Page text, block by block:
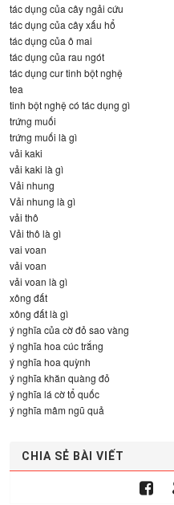
tác dụng của cây ngải cứu
tác dụng của cây xấu hổ
tác dụng của ô mai
tác dụng của rau ngót
tác dụng cur tinh bột nghệ
tea
tinh bột nghệ có tác dụng gì
trứng muối
trứng muối là gì
vải kaki
vải kaki là gì
Vải nhung
Vải nhung là gì
vải thô
Vải thô là gì
vai voan
vải voan
vải voan là gì
xông đất
xông đất là gì
ý nghĩa của cờ đỏ sao vàng
ý nghĩa hoa cúc trắng
ý nghĩa hoa quỳnh
ý nghĩa khăn quàng đỏ
ý nghĩa lá cờ tổ quốc
ý nghĩa mâm ngũ quả
CHIA SẺ BÀI VIẾT